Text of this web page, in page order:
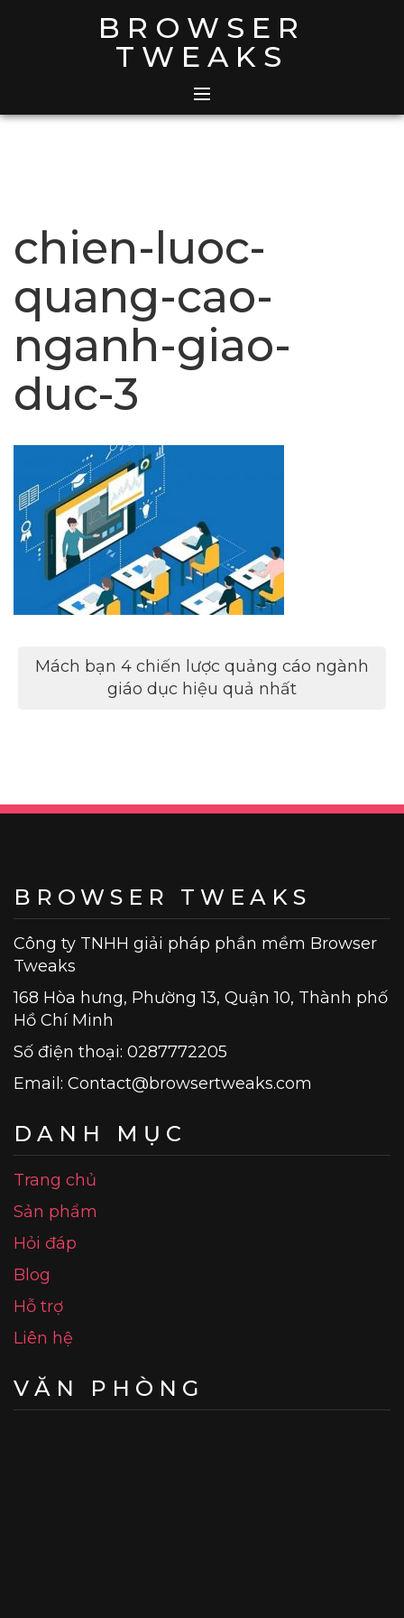
BROWSER
TWEAKS
chien-luoc-
quang-cao-
nganh-giao-
duc-3
Điều
hướng
Mách bạn 4 chiến lược quảng cáo ngành
giáo dục hiệu quả nhất
BROWSER TWEAKS
Công ty TNHH giải pháp phần mềm Browser
Tweaks
168 Hòa hưng, Phường 13, Quận 10, Thành phố
Hồ Chí Minh
Số điện thoại: 0287772205
Email: Contact@browsertweaks.com
DANH MỤC
Trang chủ
Sản phẩm
Hỏi đáp
Blog
Hỗ trợ
Liên hệ
VĂN PHÒNG